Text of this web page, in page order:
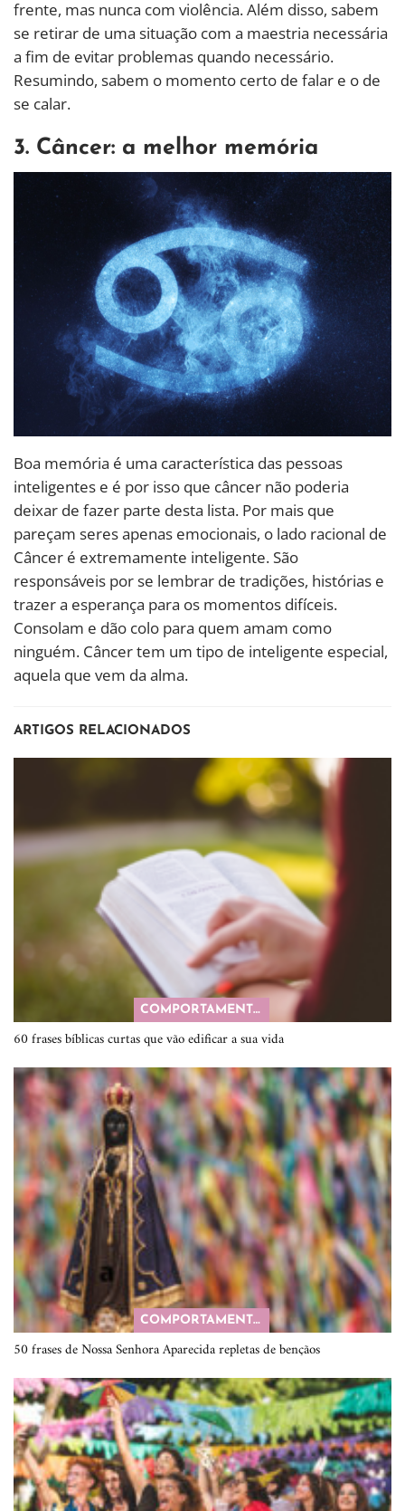
frente, mas nunca com violência. Além disso, sabem
se retirar de uma situação com a maestria necessária
a fim de evitar problemas quando necessário.
Resumindo, sabem o momento certo de falar e o de
se calar.
3. Câncer: a melhor memória
Boa memória é uma característica das pessoas
inteligentes e é por isso que câncer não poderia
deixar de fazer parte desta lista. Por mais que
pareçam seres apenas emocionais, o lado racional de
Câncer é extremamente inteligente. São
responsáveis por se lembrar de tradições, histórias e
trazer a esperança para os momentos difíceis.
Consolam e dão colo para quem amam como
ninguém. Câncer tem um tipo de inteligente especial,
aquela que vem da alma.
ARTIGOS RELACIONADOS
COMPORTAMENTO
60 frases bíblicas curtas que vão edificar a sua vida
COMPORTAMENTO
50 frases de Nossa Senhora Aparecida repletas de bençãos